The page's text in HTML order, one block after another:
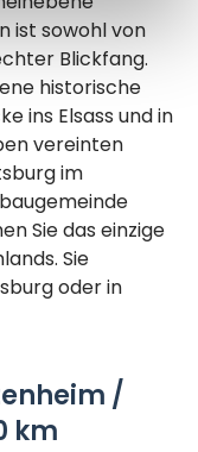
ist sowohl von
Blickfang.
historische
ins Elsass und in
vereinten
im
Sie das einzige
Sie
oder in
/
km